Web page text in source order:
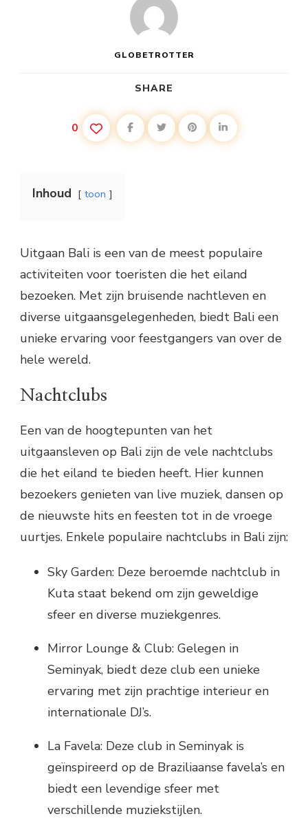
GLOBETROTTER
SHARE
0
Inhoud toon
Uitgaan Bali is een van de meest populaire
activiteiten voor toeristen die het eiland
bezoeken. Met zijn bruisende nachtleven en
diverse uitgaansgelegenheden, biedt Bali een
unieke ervaring voor feestgangers van over de
hele wereld.
Nachtclubs
Een van de hoogtepunten van het
uitgaansleven op Bali zijn de vele nachtclubs
die het eiland te bieden heeft. Hier kunnen
bezoekers genieten van live muziek, dansen op
de nieuwste hits en feesten tot in de vroege
uurtjes. Enkele populaire nachtclubs in Bali zijn:
Sky Garden: Deze beroemde nachtclub in
Kuta staat bekend om zijn geweldige
sfeer en diverse muziekgenres.
Mirror Lounge & Club: Gelegen in
Seminyak, biedt deze club een unieke
ervaring met zijn prachtige interieur en
internationale DJ’s.
La Favela: Deze club in Seminyak is
geïnspireerd op de Braziliaanse favela’s en
biedt een levendige sfeer met
verschillende muziekstijlen.